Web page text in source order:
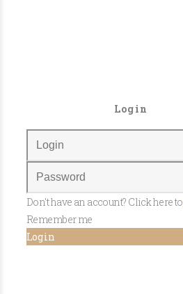
Login
Don't have an account? Click here to
Remember me
Log in